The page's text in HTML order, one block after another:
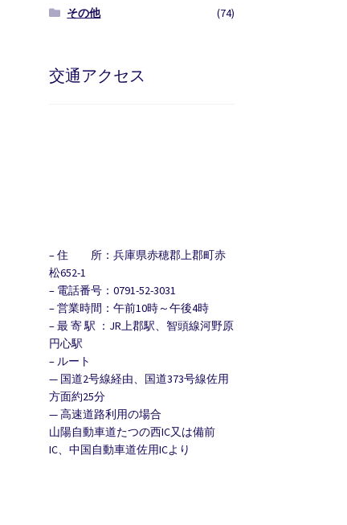
その他
(74)
交通アクセス
– 住 所：兵庫県赤穂郡上郡町赤
松652-1
– 電話番号：0791-52-3031
– 営業時間：午前10時～午後4時
– 最 寄 駅 ：JR上郡駅、智頭線河野原
円心駅
– ルート
— 国道2号線経由、国道373号線佐用
方面約25分
— 高速道路利用の場合
山陽自動車道たつの西IC又は備前
IC、中国自動車道佐用ICより